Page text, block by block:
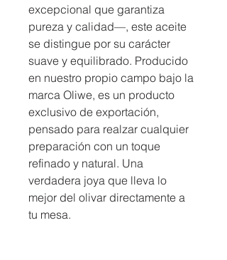
excepcional que garantiza
pureza y calidad—, este aceite
se distingue por su carácter
suave y equilibrado. Producido
en nuestro propio campo bajo la
marca Oliwe, es un producto
exclusivo de exportación,
pensado para realzar cualquier
preparación con un toque
refinado y natural. Una
verdadera joya que lleva lo
mejor del olivar directamente a
tu mesa.